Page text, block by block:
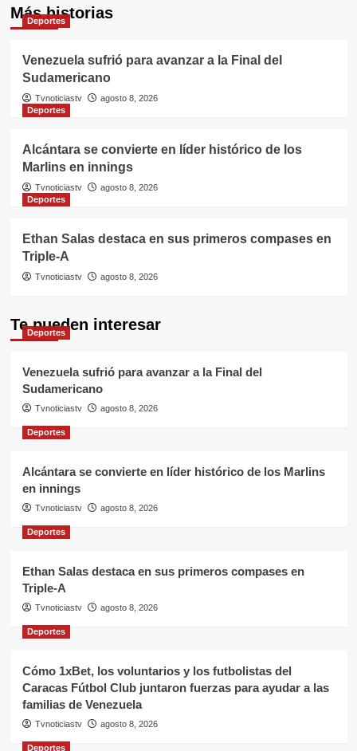
Más historias
Deportes
Venezuela sufrió para avanzar a la Final del
Sudamericano
Tvnoticiastv
agosto 8, 2026
Deportes
Alcántara se convierte en líder histórico de los
Marlins en innings
Tvnoticiastv
agosto 8, 2026
Deportes
Ethan Salas destaca en sus primeros compases en
Triple-A
Tvnoticiastv agosto 8, 2026
Te pueden interesar
Deportes
Venezuela sufrió para avanzar a la Final del
Sudamericano
Tvnoticiastv agosto 8, 2026
Deportes
Alcántara se convierte en líder histórico de los Marlins
en innings
Tvnoticiastv agosto 8, 2026
Deportes
Ethan Salas destaca en sus primeros compases en
Triple-A
Tvnoticiastv agosto 8, 2026
Deportes
Cómo 1xBet, los voluntarios y los futbolistas del
Caracas Fútbol Club juntaron fuerzas para ayudar a las
familias de Venezuela
Tvnoticiastv agosto 8, 2026
Deportes